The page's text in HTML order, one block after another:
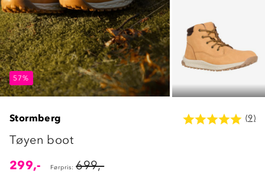
57%
57%
Stormberg (9)
Tøyen boot
299,-
Førpris: 699,-